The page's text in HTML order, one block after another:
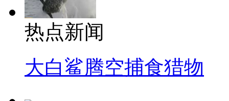
热点新闻
大白鲨腾空捕食猎物